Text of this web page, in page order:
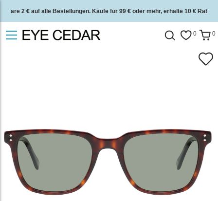
Spare 2 € auf alle Bestellungen. Kaufe für 99 € oder mehr, erhalte 10 € Rabatt.
2 Jahre Qualitätsgarantie und 30 Tage Geld-zurück-Garantie. 0 0